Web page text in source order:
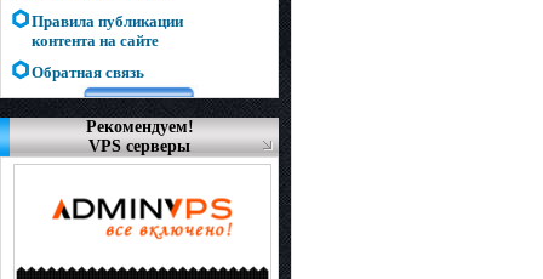
Правила публикации
контента на сайте
Обратная связь
Рекомендуем!
VPS серверы